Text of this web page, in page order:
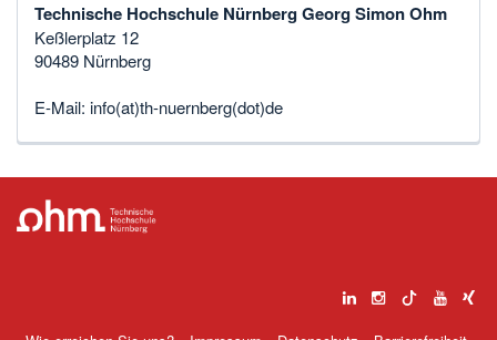
Technische Hochschule Nürnberg Georg Simon Ohm
Keßlerplatz 12
90489 Nürnberg
E-Mail: info(at)th-nuernberg(dot)de